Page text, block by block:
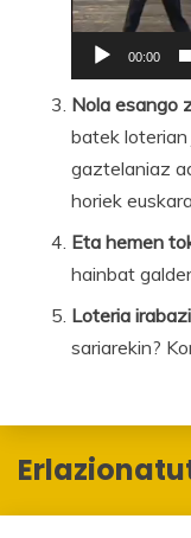
00:00
Nola esango
batek
gaztelaniaz
horiek
Eta hemen
hainbat
Loteria
sariarekin?